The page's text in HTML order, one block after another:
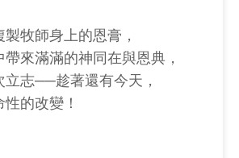
牧師身上的恩膏，
來滿滿的神同在與恩典，
立志──趁著還有今天，
的改變！